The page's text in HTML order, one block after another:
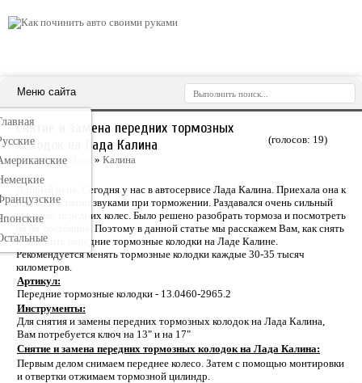
Меню сайта
(голосов: 19)
Снятие и замена передних тормозных
колодок на Лада Калина
Категория: Лада » Калина
Добрый день. Сегодня у нас в автосервисе Лада Калина. Приехала она к
нам с ужасными звуками при торможении. Раздавался очень сильный
скрип от передних колес. Было решено разобрать тормоза и посмотреть
на их состояние. Поэтому в данной статье мы расскажем Вам, как снять
и заменить передние тормозные колодки на Ладе Калине.
Рекомендуется менять тормозные колодки каждые 30-35 тысяч
километров.
Артикул:
Передние тормозные колодки - 13.0460-2965.2
Инструменты:
Для снятия и замены передних тормозных колодок на Лада Калина,
Вам потребуется ключ на 13" и на 17"
Снятие и замена передних тормозных колодок на Лада Калина:
Первым делом снимаем переднее колесо. Затем с помощью монтировки
и отвертки отжимаем тормозной цилиндр.